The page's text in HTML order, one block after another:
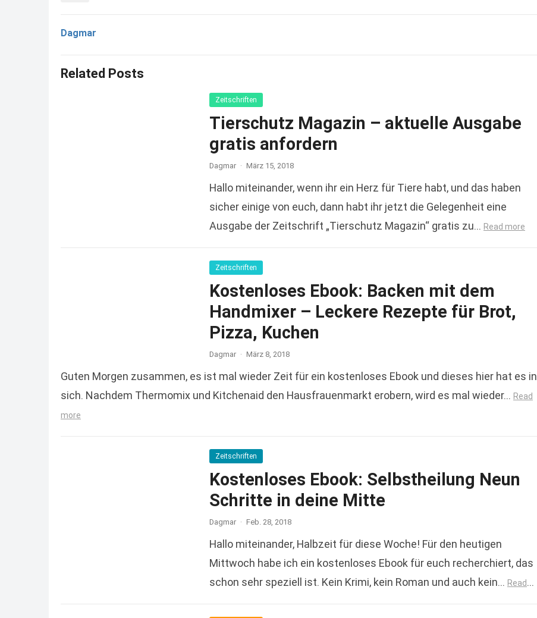
Dagmar
Related Posts
Zeitschriften
Tierschutz Magazin – aktuelle Ausgabe
gratis anfordern
Dagmar · März 15, 2018
Hallo miteinander, wenn ihr ein Herz für Tiere habt, und das haben
sicher einige von euch, dann habt ihr jetzt die Gelegenheit eine
Ausgabe der Zeitschrift „Tierschutz Magazin“ gratis zu… Read more
Zeitschriften
Kostenloses Ebook: Backen mit dem
Handmixer – Leckere Rezepte für Brot,
Pizza, Kuchen
Dagmar · März 8, 2018
Guten Morgen zusammen, es ist mal wieder Zeit für ein kostenloses Ebook und dieses hier hat es in
sich. Nachdem Thermomix und Kitchenaid den Hausfrauenmarkt erobern, wird es mal wieder… Read
more
Zeitschriften
Kostenloses Ebook: Selbstheilung Neun
Schritte in deine Mitte
Dagmar · Feb. 28, 2018
Hallo miteinander, Halbzeit für diese Woche! Für den heutigen
Mittwoch habe ich ein kostenloses Ebook für euch recherchiert, das
schon sehr speziell ist. Kein Krimi, kein Roman und auch kein… Read